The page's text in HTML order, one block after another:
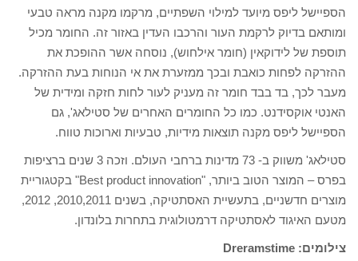
הספיישל ליפס מיועד למילוי השפתיים, מרקמו מקנה מראה טבעי
ומותאם בדיוק לרקמת העור והרכבו העדין באזור זה. החומר מכיל
תוספת של לידוקאין (חומר אילחוש), נוסחה אשר ההופכת את
ההזרקה לפחות כואבת ובכך ממזערת את אי הנוחות בעת ההזרקה.
מעבר לכך, בד בבד חומר זה מעניק לעור לחות חזקה ומידית של
האנטי אוקסידנט. כמו כל החומרים האחרים של סטילאג', גם
הספיישל ליפס מקנה תוצאות מידיות, טבעיות וארוכות טווח.
סטילאג' משווק ב- 73 מדינות ברחבי העולם. וזכה 3 שנים ברציפות
בפרס – המוצר הטוב ביותר, "Best product innovation" בקטגוריית
מוצרים חדשניים, בתעשיית האסתטיקה, בשנים 2010,2011, 2012,
מטעם האיגוד לאסתטיקה דרמטולוגית בתחרות בלונדון.
צילומים: Dreramstime